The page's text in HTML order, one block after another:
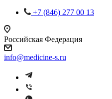
+7 (846) 277 00 13
Российская Федерация
info@medicine-s.ru